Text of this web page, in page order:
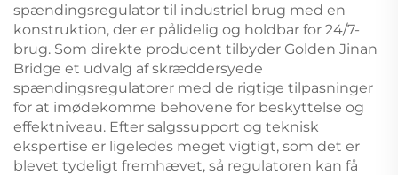
spændingsregulator til industriel brug med en
konstruktion, der er pålidelig og holdbar for 24/7-
brug. Som direkte producent tilbyder Golden Jinan
Bridge et udvalg af skræddersyede
spændingsregulatorer med de rigtige tilpasninger
for at imødekomme behovene for beskyttelse og
effektniveau. Efter salgssupport og teknisk
ekspertise er ligeledes meget vigtigt, som det er
blevet tydeligt fremhævet, så regulatoren kan få